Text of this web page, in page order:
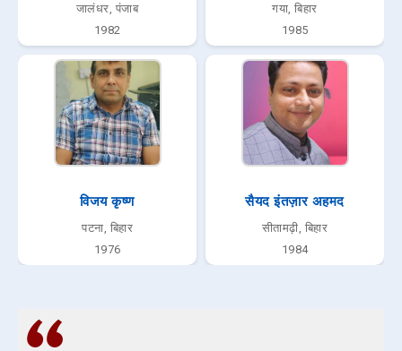
जालंधर, पंजाब
1982
गया, बिहार
1985
विजय कृष्ण
पटना, बिहार
1976
सैयद इंतज़ार अहमद
सीतामढ़ी, बिहार
1984